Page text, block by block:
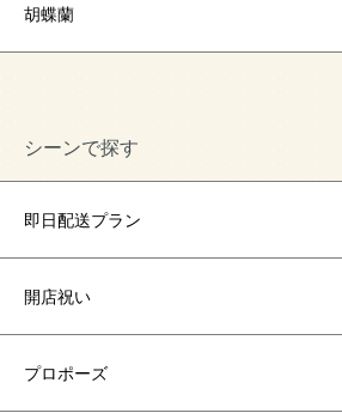
胡蝶蘭
シーンで探す
即日配送プラン
開店祝い
プロポーズ